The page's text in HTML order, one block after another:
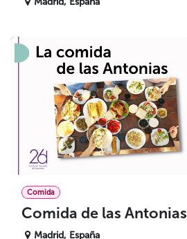
Comida
Comida de las Antonias
Madrid, España